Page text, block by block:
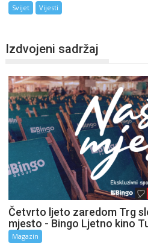
Svijet Vijesti
Izdvojeni sadržaj
Četvrto ljeto zaredom Trg
mjesto - Bingo Ljetno kino
Magazin